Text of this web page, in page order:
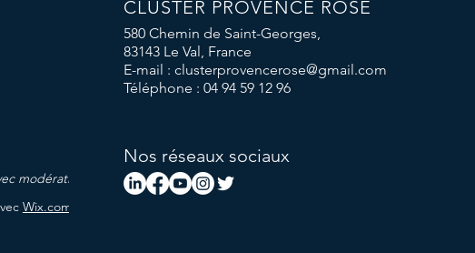
modération.
Wix.com
CLUSTER PROVENCE ROSÉ
580 Chemin de Saint-Georges,
83143 Le Val, France
E-mail :clusterprovencerose@gmail.com
Téléphone : 04 94 59 12 96
Nos réseaux sociaux